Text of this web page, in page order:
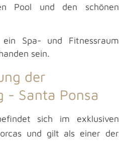
Pool und den schönen
ein Spa- und Fitnessraum
sein.
der
- Santa Ponsa
sich im exklusiven
und gilt als einer der